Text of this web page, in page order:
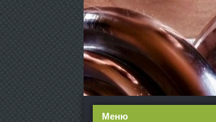
Меню